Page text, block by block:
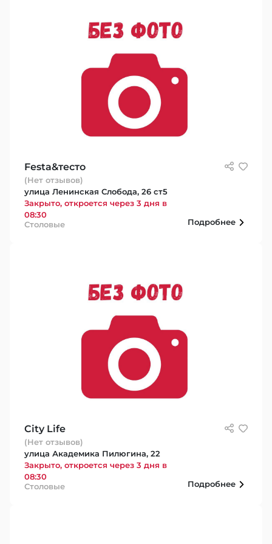
Festa&тесто
(Нет отзывов)
улица Ленинская Слобода, 26 ст5
Закрыто, откроется через 3 дня в
08:30
Столовые
Подробнее
City Life
(Нет отзывов)
улица Академика Пилюгина, 22
Закрыто, откроется через 3 дня в
08:30
Столовые
Подробнее